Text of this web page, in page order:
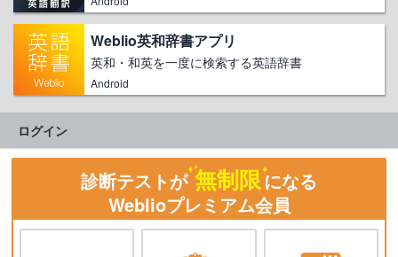
Weblio英和辞書アプリ
英和・和英を一度に検索する英語辞書
Android
ログイン
診断テストが 無制限になる
Weblioプレミアム会員